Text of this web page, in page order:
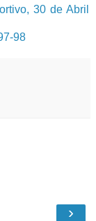
30 de Abril
98
›